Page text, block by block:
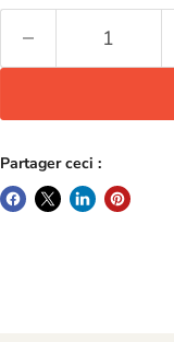
Partager ceci :